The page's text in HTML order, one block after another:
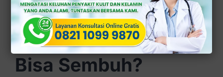
Berapa Lama
Pengobatan Sifilis
Bisa Sembuh?